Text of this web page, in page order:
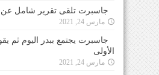
جاسبرت تلقى تقرير شامل عن
مارس 24, 2021
جاسبرت يجتمع ببدر اليوم ثم
الأولى
مارس 24, 2021